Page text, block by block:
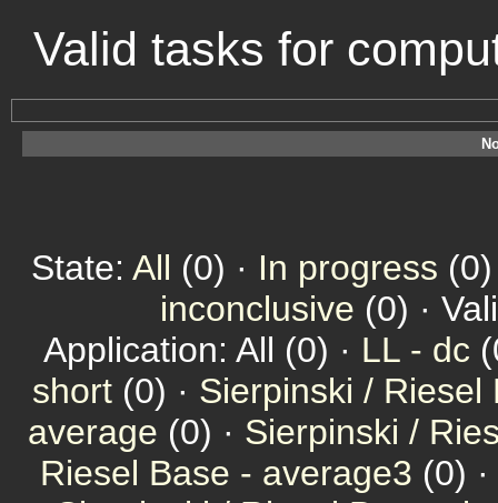
Valid tasks for
State: All (0) · In progress
inconclusive (0) ·
Application: All (0) · LL - dc
short (0) · Sierpinski / Riesel
average (0) · Sierpinski /
Riesel Base - average3 (0) ·